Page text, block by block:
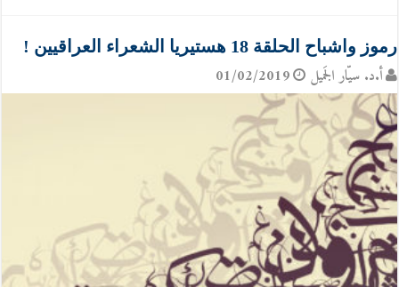
رموز واشباح الحلقة 18 هستيريا الشعراء العراقيين !
أ.د. سيّار الجَميل 01/02/2019